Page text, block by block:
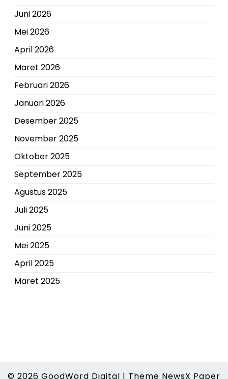
Juni 2026
Mei 2026
April 2026
Maret 2026
Februari 2026
Januari 2026
Desember 2025
November 2025
Oktober 2025
September 2025
Agustus 2025
Juli 2025
Juni 2025
Mei 2025
April 2025
Maret 2025
© 2026 GoodWord Digital | Theme NewsX Paper